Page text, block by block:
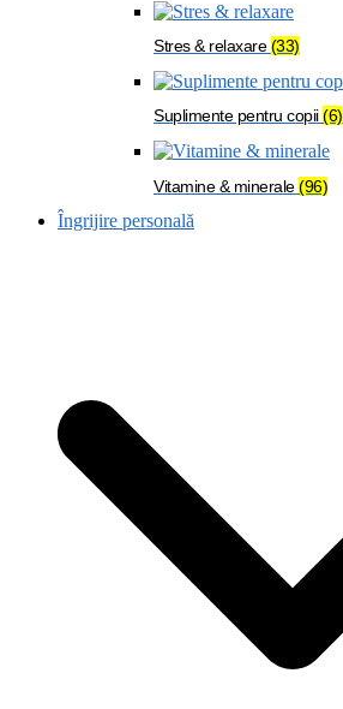
Stres & relaxare(33)
Suplimente pentru copii(6)
Vitamine & minerale(96)
Îngrijire personală